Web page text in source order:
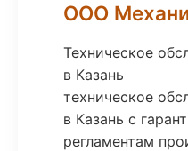
ООО
Техническое
в Казань
техническое
в Казань с
регламентам